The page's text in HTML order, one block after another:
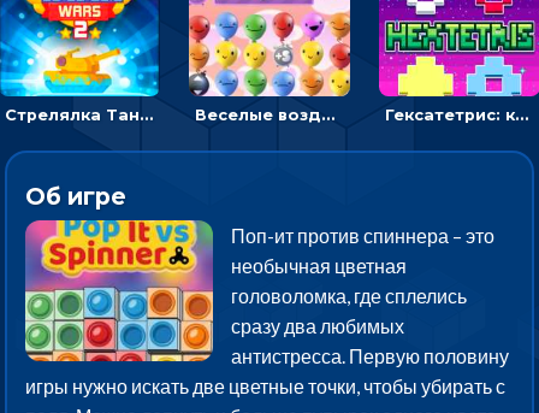
Стрелялка Танковые войны: бить по танку врага, чтобы уничтожить зло Веселые воздушные шары: соедини одноцветные в линию Гексатетрис: кидать блок, чтобы складывать три в ряд - головоломка
Об игре
Поп-ит против спиннера – это
необычная цветная
головоломка, где сплелись
сразу два любимых
антистресса. Первую половину
игры нужно искать две цветные точки, чтобы убирать с